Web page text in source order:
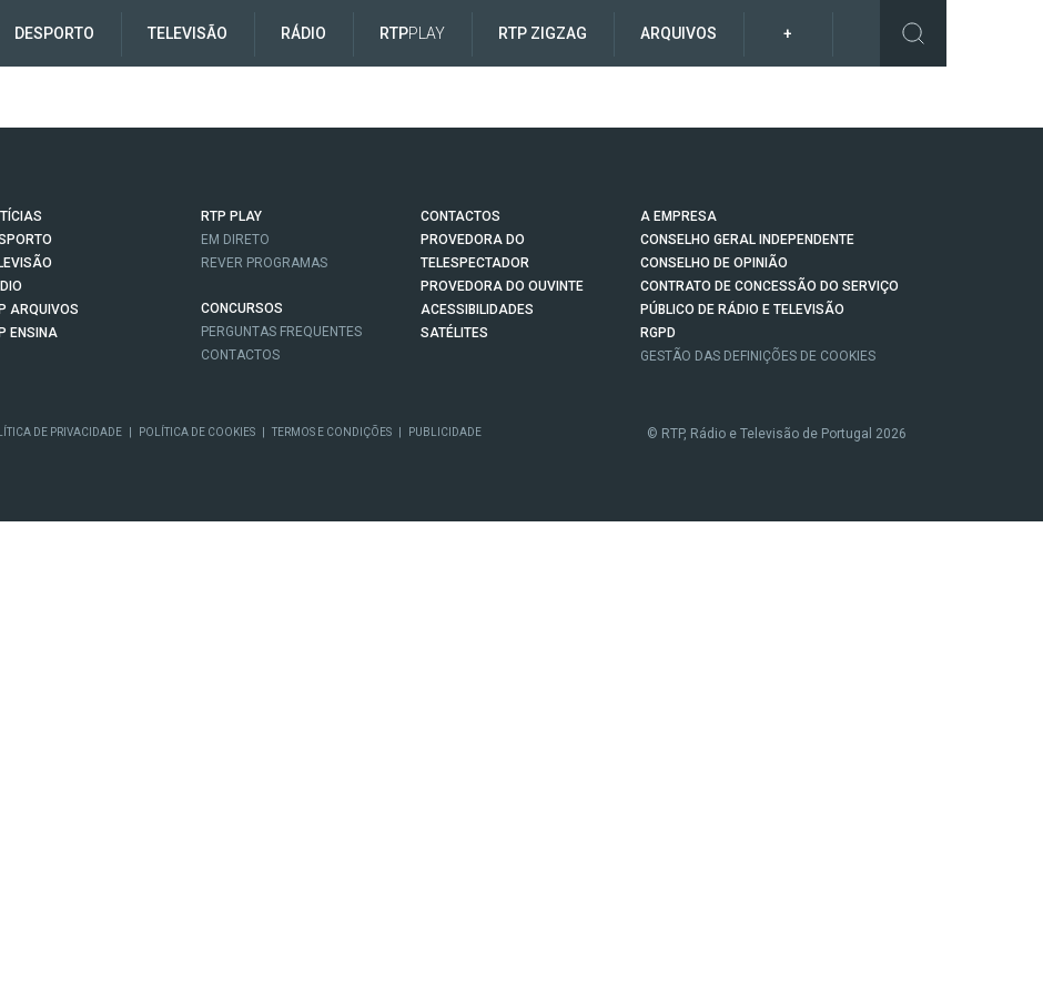
DESPORTO TELEVISÃO RÁDIO RTPPLAY RTP ZIGZAG ARQUIVOS +
ARQUIVOS
ENSINA
RTP PLAY
EM DIRETO
REVER PROGRAMAS
CONCURSOS
PERGUNTAS FREQUENTES
CONTACTOS
CONTACTOS
PROVEDORA DO
TELESPECTADOR
PROVEDORA DO OUVINTE
ACESSIBILIDADES
SATÉLITES
A EMPRESA
CONSELHO GERAL INDEPENDENTE
CONSELHO DE OPINIÃO
CONTRATO DE CONCESSÃO DO SERVIÇO
PÚBLICO DE RÁDIO E TELEVISÃO
RGPD
GESTÃO DAS DEFINIÇÕES DE COOKIES
DE PRIVACIDADE POLÍTICA DE COOKIES TERMOS E CONDIÇÕES PUBLICIDADE © RTP, Rádio e Televisão de Portugal 2026